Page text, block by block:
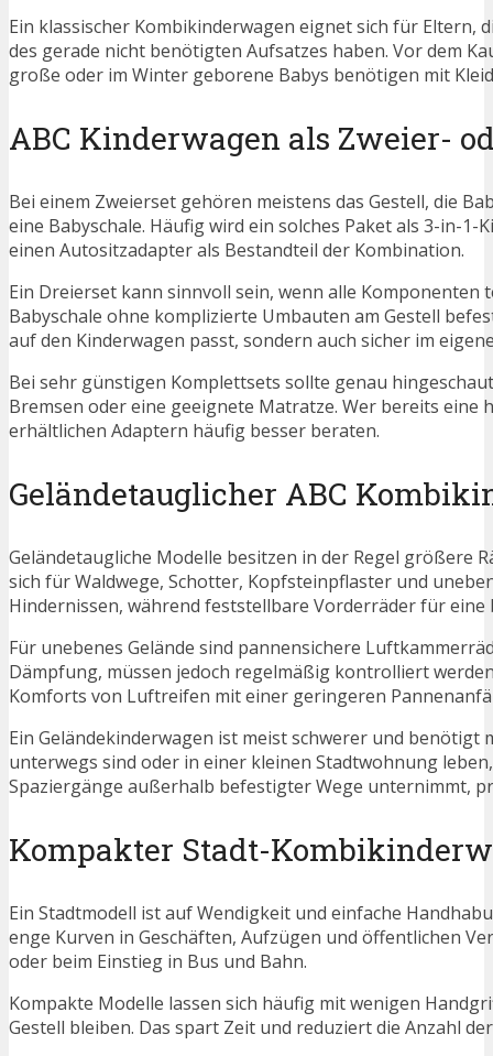
Ein klassischer Kombikinderwagen eignet sich für Eltern,
des gerade nicht benötigten Aufsatzes haben. Vor dem
große oder im Winter geborene Babys benötigen mit
ABC Kinderwagen als Zweier-
Bei einem Zweierset gehören meistens das Gestell, die
eine Babyschale. Häufig wird ein solches Paket als 3-in-
einen Autositzadapter als Bestandteil der Kombination.
Ein Dreierset kann sinnvoll sein, wenn alle
Babyschale ohne komplizierte Umbauten am Gestell
auf den Kinderwagen passt, sondern auch sicher im
Bei sehr günstigen Komplettsets sollte genau
Bremsen oder eine geeignete Matratze. Wer bereits
erhältlichen Adaptern häufig besser beraten.
Geländetauglicher ABC
Geländetaugliche Modelle besitzen in der Regel größere
sich für Waldwege, Schotter, Kopfsteinpflaster und
Hindernissen, während feststellbare Vorderräder für eine
Für unebenes Gelände sind pannensichere
Dämpfung, müssen jedoch regelmäßig kontrolliert
Komforts von Luftreifen mit einer geringeren
Ein Geländekinderwagen ist meist schwerer und
unterwegs sind oder in einer kleinen Stadtwohnung
Spaziergänge außerhalb befestigter Wege unternimmt,
Kompakter Stadt-
Ein Stadtmodell ist auf Wendigkeit und einfache
enge Kurven in Geschäften, Aufzügen und öffentlichen
oder beim Einstieg in Bus und Bahn.
Kompakte Modelle lassen sich häufig mit wenigen
Gestell bleiben. Das spart Zeit und reduziert die Anzahl